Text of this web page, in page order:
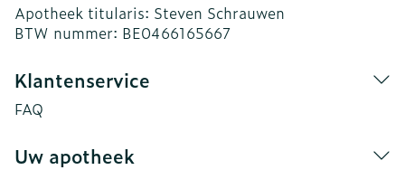
Apotheek titularis: Steven Schrauwen
BTW nummer: BE0466165667
Klantenservice
FAQ
Uw apotheek